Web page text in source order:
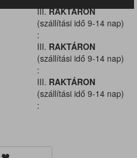
III.RAKTÁRON
(szállítási idő 9-14 nap)
:
III. RAKTÁRON
(szállítási idő 9-14 nap)
:
III. RAKTÁRON
(szállítási idő 9-14 nap)
: